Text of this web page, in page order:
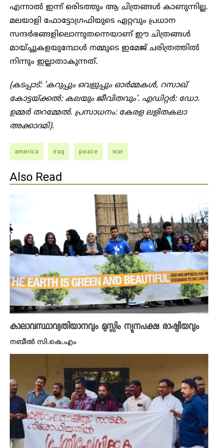
എന്നാൽ ഇന്ന് ഒരിടത്തും ആ ചിത്രങ്ങൾ കാണുന്നില്ല.
മലയാളി ഫോട്ടോഗ്രഫിയുടെ ഏറ്റവും പ്രധാന
സന്ദർഭങ്ങളിലൊന്നുതന്നെയാണ് ഈ ചിത്രങ്ങൾ
മായ്ച്ചുകളയുമ്പോൾ നമ്മുടെ ഇമേജ് ചരിത്രത്തിൽ
നിന്നും ഇല്ലാതാകുന്നത്.
(കടപ്പാട്: ‘കറുപ്പും വെളുപ്പും ഓർമ്മകൾ, റസാഖ്
കോട്ടയ്ക്കൽ: കലയും ജീവിതവും’. എഡിറ്റർ: ഡോ.
ഉമ്മർ തറമ്മേൽ. പ്രസാധനം: കേരള ലളിതകലാ
അക്കാദമി).
america iraq peace war
Also Read
കാലാവസ്ഥാവ്യതിയാനവും മുസ്ലിം ന്യൂനപക്ഷ രാഷ്ട്രീയവും
നബീൽ സി.കെ.എം